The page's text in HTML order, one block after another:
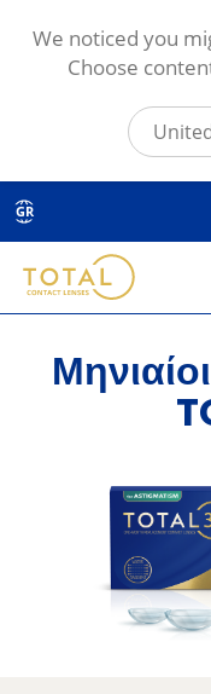
προς
το
κυρίως
περιεχόμενο
GR
We noticed you
Choose